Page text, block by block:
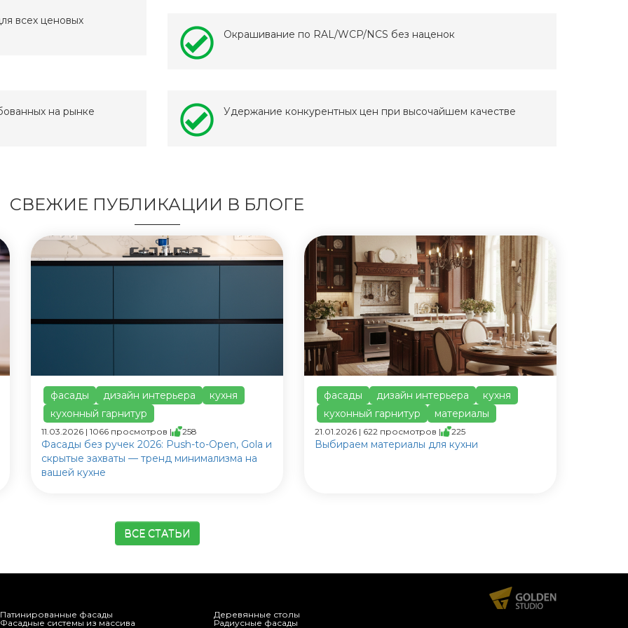
всех ценовых
Окрашивание по RAL/WCP/NCS без наценок
на рынке Удержание конкурентных цен при высочайшем качестве
СВЕЖИЕ ПУБЛИКАЦИИ В БЛОГЕ
фасады дизайн интерьера
кухня
кухонный гарнитур
11.03.2026 | 1066 просмотров | 258
Фасады без ручек 2026: Push-to-Open, Gola и
скрытые захваты — тренд минимализма на
вашей кухне
фасады дизайн интерьера
кухня
кухонный гарнитур
материалы
21.01.2026 | 622 просмотров | 225
Выбираем материалы для кухни
ВСЕ СТАТЬИ
Патинированные фасады
Фасадные системы из массива
Деревянные столы
Радиусные фасады